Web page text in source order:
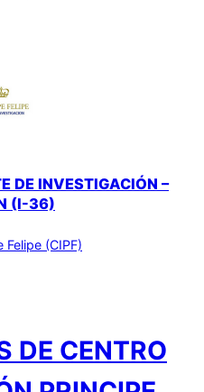
DE INVESTIGACIÓN –
(I-36)
(CIPF)
DE CENTRO